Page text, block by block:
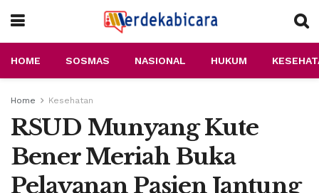
HOME SOSMAS NASIONAL HUKUM
Home Kesehatan
RSUD Munyang Kute
Bener Meriah Buka
Pelayanan Pasien Jantung